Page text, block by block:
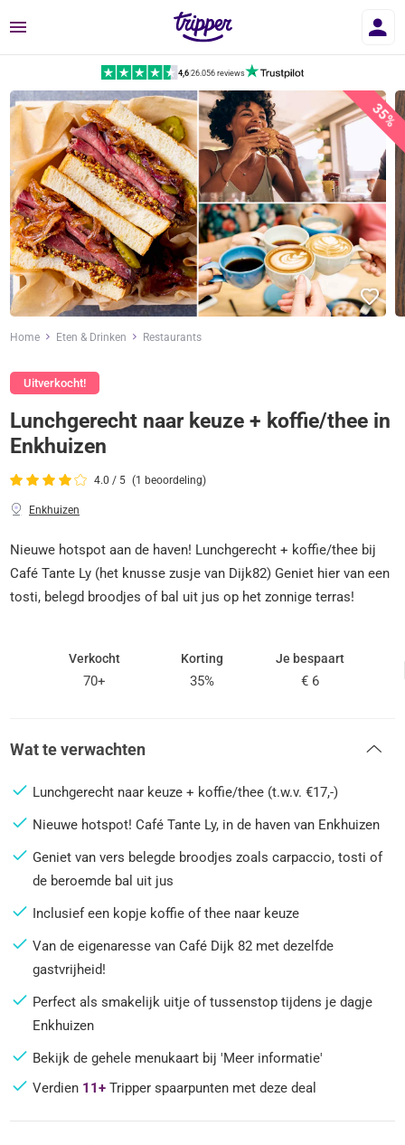
Menu
4,6|26.056 reviews
35%
Home Eten & Drinken Restaurants
Uitverkocht!
Lunchgerecht naar keuze + koffie/thee in
Enkhuizen
4.0 / 5 (1 beoordeling)
Enkhuizen
Nieuwe hotspot aan de haven! Lunchgerecht + koffie/thee bij
Café Tante Ly (het knusse zusje van Dijk82) Geniet hier van een
tosti, belegd broodjes of bal uit jus op het zonnige terras!
Verkocht
70+
Korting
35%
Je bespaart
€ 6
Wat te verwachten
Lunchgerecht naar keuze + koffie/thee (t.w.v. €17,-)
Nieuwe hotspot! Café Tante Ly, in de haven van Enkhuizen
Geniet van vers belegde broodjes zoals carpaccio, tosti of
de beroemde bal uit jus
Inclusief een kopje koffie of thee naar keuze
Van de eigenaresse van Café Dijk 82 met dezelfde
gastvrijheid!
Perfect als smakelijk uitje of tussenstop tijdens je dagje
Enkhuizen
Bekijk de gehele menukaart bij 'Meer informatie'
Verdien 11+ Tripper spaarpunten met deze deal